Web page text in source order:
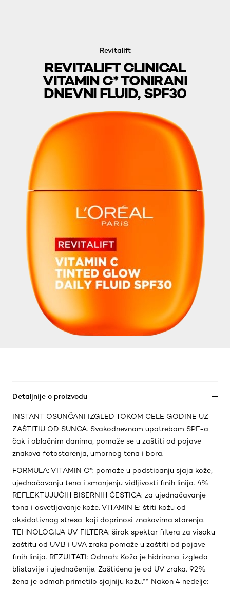
Revitalift
REVITALIFT CLINICAL
VITAMIN C* TONIRANI
DNEVNI FLUID, SPF30
Detaljnije o proizvodu
INSTANT OSUNČANI IZGLED TOKOM CELE GODINE UZ
ZAŠTITIU OD SUNCA. Svakodnevnom upotrebom SPF-a,
čak i oblačnim danima, pomaže se u zaštiti od pojave
znakova fotostarenja, umornog tena i bora.
FORMULA: VITAMIN C*: pomaže u podsticanju sjaja kože,
ujednačavanju tena i smanjenju vidljivosti finih linija. 4%
REFLEKTUJUĆIH BISERNIH ČESTICA: za ujednačavanje
tona i osvetljavanje kože. VITAMIN E: štiti kožu od
oksidativnog stresa, koji doprinosi znakovima starenja.
TEHNOLOGIJA UV FILTERA: širok spektar filtera za visoku
zaštitu od UVB i UVA zraka pomaže u zaštiti od pojave
finih linija. REZULTATI: Odmah: Koža je hidrirana, izgleda
blistavije i ujednačenije. Zaštićena je od UV zraka. 92%
žena je odmah primetilo sjajniju kožu.** Nakon 4 nedelje: